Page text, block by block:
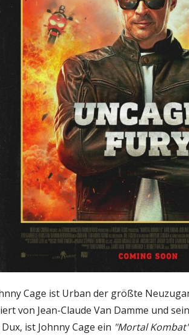
Cage ist Urban der größte
von Jean-Claude Van Damme und
ist Johnny Cage ein "Mortal Kombat"